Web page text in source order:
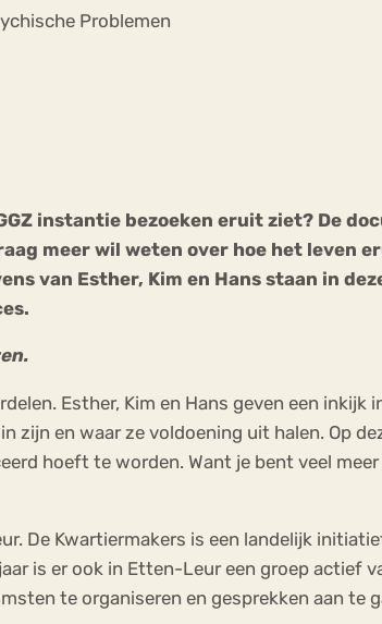
Problemen
instantie bezoeken eruit ziet? De
meer wil weten over hoe het leven
van Esther, Kim en Hans staan in
Esther, Kim en Hans geven een inkijk
zijn en waar ze voldoening uit halen. Op
hoeft te worden. Want je bent veel
De Kwartiermakers is een landelijk
is er ook in Etten-Leur een groep actief
te organiseren en gesprekken aan te